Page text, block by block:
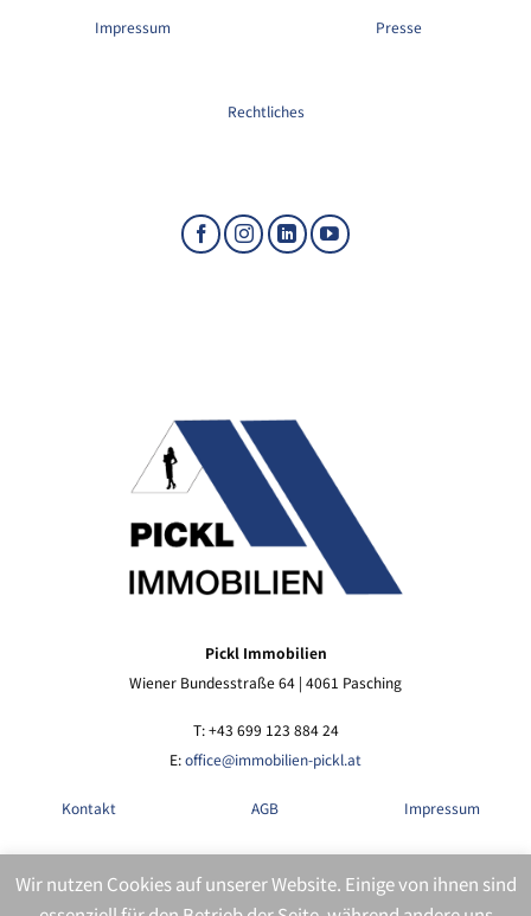
Impressum Presse
Rechtliches
Pickl Immobilien
Wiener Bundesstraße 64 | 4061 Pasching
T: +43 699 123 884 24
E:office@immobilien-pickl.at
Kontakt AGB Impressum
Datenschutz Presse Rechtliches
Wir nutzen Cookies auf unserer Website. Einige von ihnen sind